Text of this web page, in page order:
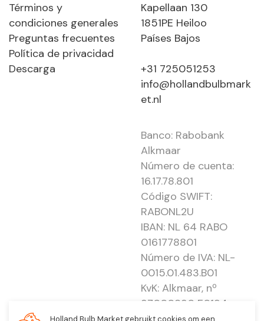
Términos y
condiciones generales
Preguntas frecuentes
Política de privacidad
Descarga
Kapellaan 130
1851PE Heiloo
Países Bajos
+31 725051253
info@hollandbulbmark
et.nl
Banco: Rabobank
Alkmaar
Número de cuenta:
16.17.78.801
Código SWIFT:
RABONL2U
IBAN: NL 64 RABO
0161778801
Número de IVA: NL-
0015.01.483.B01
KvK: Alkmaar, nº
37000830 E0194 -
Holland Bulb Market gebruikt cookies om een